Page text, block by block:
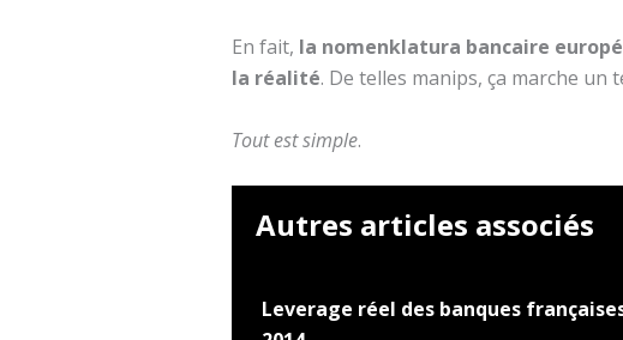
En fait, la nomenklatura bancaire
la réalité. De telles manips, ça marche un
Tout est simple.
Autres articles associés
Leverage réel des banques